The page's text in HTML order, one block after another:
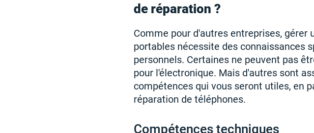
de réparation ?
Comme pour d'autres entreprises,
portables nécessite des connaissances
personnels. Certaines ne peuvent pas
pour l'électronique. Mais d'autres sont
compétences qui vous seront utiles, en
réparation de téléphones.
Compétences techniques